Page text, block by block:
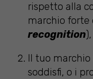
rispetto alla
marchio forte
recognition
Il tuo
soddisfi, o i